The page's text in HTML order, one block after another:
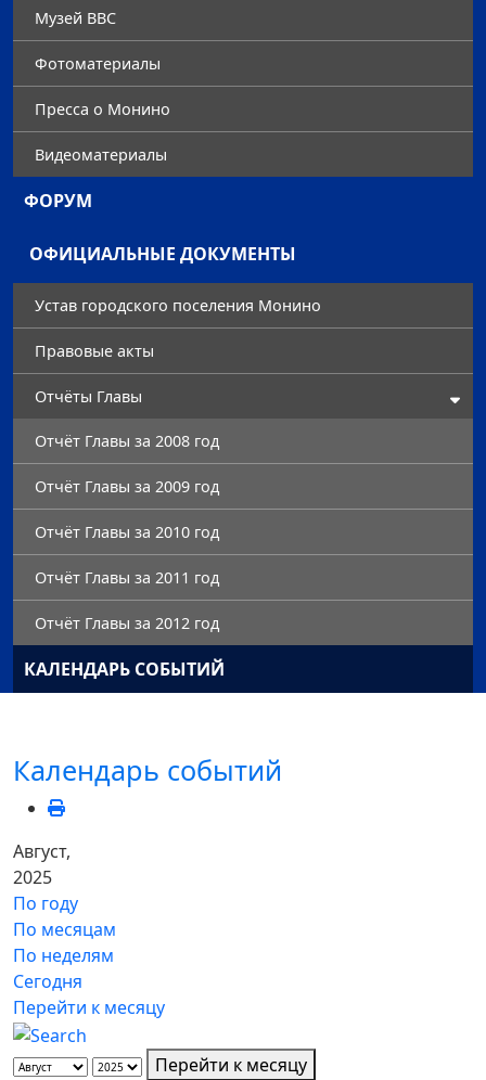
Музей ВВС
Фотоматериалы
Преccа о Монино
Видеоматериалы
ФОРУМ
ОФИЦИАЛЬНЫЕ ДОКУМЕНТЫ
Устав городского поселения Монино
Правовые акты
Отчёты Главы
Отчёт Главы за 2008 год
Отчёт Главы за 2009 год
Отчёт Главы за 2010 год
Отчёт Главы за 2011 год
Отчёт Главы за 2012 год
КАЛЕНДАРЬ СОБЫТИЙ
Календарь событий
Август,
2025
По году
По месяцам
По неделям
Сегодня
Перейти к месяцу
Перейти к месяцу